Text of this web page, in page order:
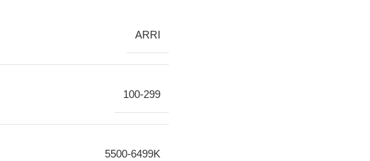
ARRI
100-299
5500-6499K